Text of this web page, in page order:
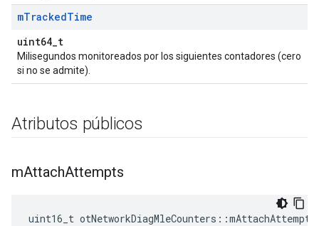
mTrackedTime
uint64_t
Milisegundos monitoreados por los siguientes contadores (cero
si no se admite).
Atributos públicos
mAttachAttempts
uint16_t otNetworkDiagMleCounters ::mAttachAttempts